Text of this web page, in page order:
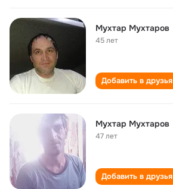
Мухтар Мухтаров
45 лет
Добавить в друзья
Мухтар Мухтаров
47 лет
Добавить в друзья